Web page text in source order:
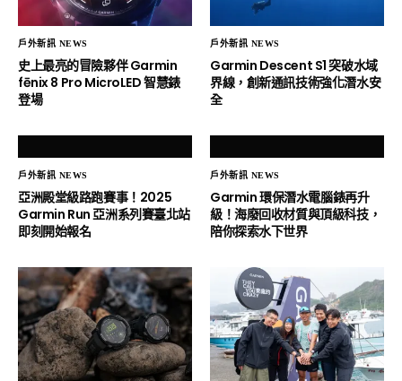
戶外新訊 NEWS
史上最亮的冒險夥伴 Garmin
fēnix 8 Pro MicroLED 智慧錶
登場
戶外新訊 NEWS
Garmin Descent S1 突破水域
界線，創新通訊技術強化潛水安
全
戶外新訊 NEWS
亞洲殿堂級路跑賽事！2025
Garmin Run 亞洲系列賽臺北站
即刻開始報名
戶外新訊 NEWS
Garmin 環保潛水電腦錶再升
級！海廢回收材質與頂級科技，
陪你探索水下世界